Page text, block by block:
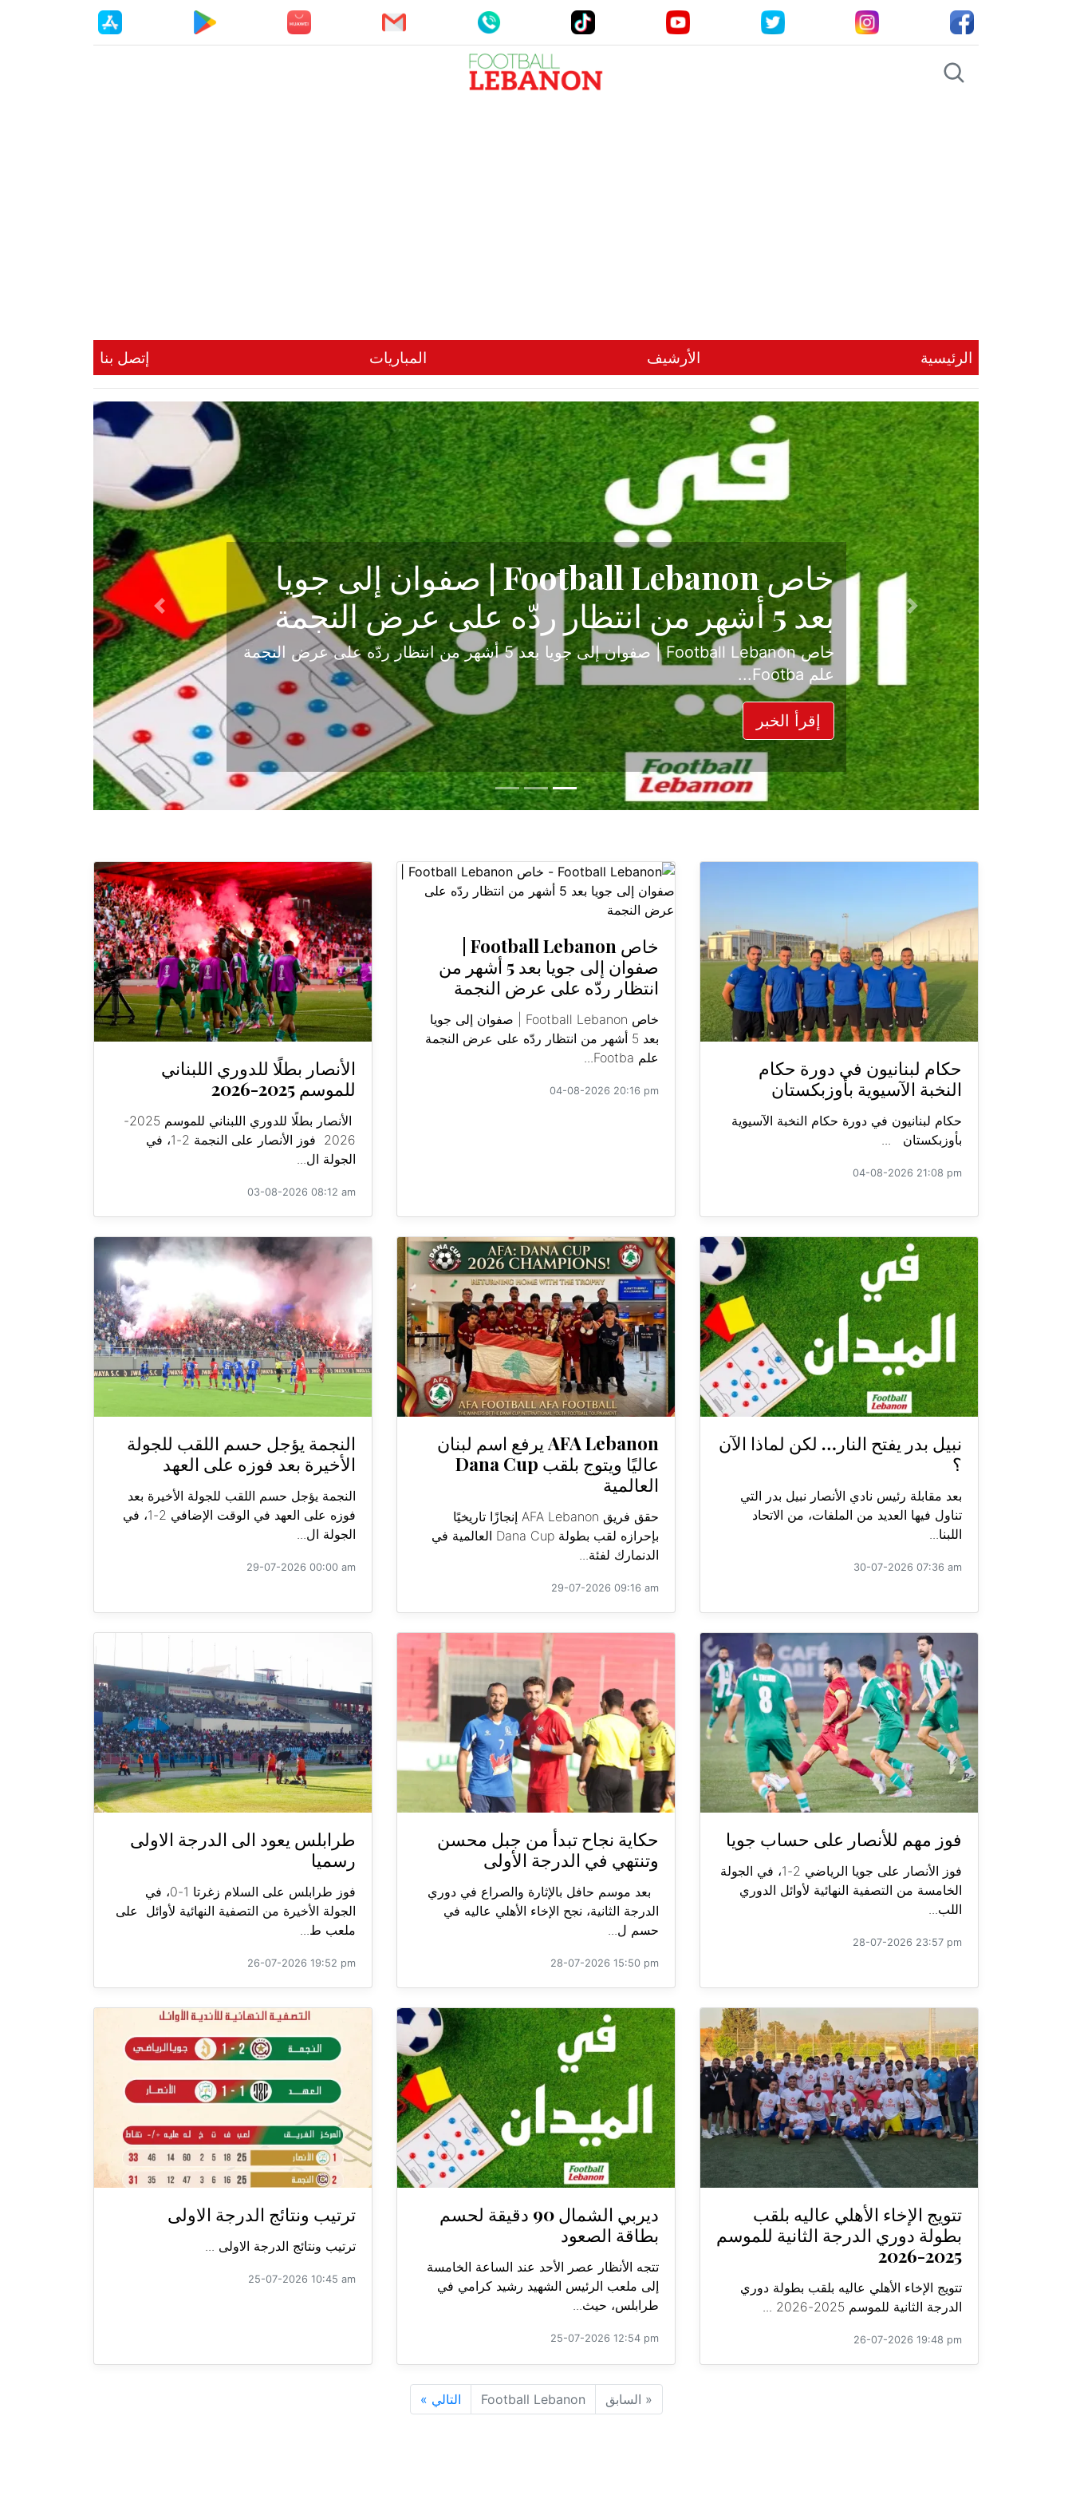
الرئيسية الأرشيف المباريات إتصل بنا
حكاية نجاح تبدأ من جبل محسن وتنتهي في
الدرجة الأولى
بعد موسم حافل بالإثارة والصراع في دوري الدرجة الثانية، نجح الإخاء الأهلي عاليه في
حسم ل...
إقرأ الخبر
Previous
Next
حكام لبنانيون في دورة حكام
النخبة الآسيوية بأوزبكستان
حكام لبنانيون في دورة حكام النخبة الآسيوية
بأوزبكستان ...
04-08-2026 21:08 pm
صفوان إلى جويا بعد 5 أشهر من
انتظار ردّه على عرض النجمة
خاص Football Lebanon | صفوان إلى جويا
بعد 5 أشهر من انتظار ردّه على عرض النجمة
علم Footba...
04-08-2026 20:16 pm
الأنصار بطلًا للدوري اللبناني
للموسم 2025-2026
الأنصار بطلًا للدوري اللبناني للموسم 2025-
2026 فوز الأنصار على النجمة 2-1، في
الجولة ال...
03-08-2026 08:12 am
نبيل بدر يفتح النار… لكن لماذا الآن
؟
بعد مقابلة رئيس نادي الأنصار نبيل بدر التي
تناول فيها العديد من الملفات، من الاتحاد
اللبنا...
30-07-2026 07:36 am
AFA Lebanon يرفع اسم لبنان
عاليًا ويتوج بلقب Dana Cup
العالمية
حقق فريق AFA Lebanon إنجازًا تاريخيًا
بإحرازه لقب بطولة Dana Cup العالمية في
الدنمارك لفئة...
29-07-2026 09:16 am
النجمة يؤجل حسم اللقب للجولة
الأخيرة بعد فوزه على العهد
النجمة يؤجل حسم اللقب للجولة الأخيرة بعد
فوزه على العهد في الوقت الإضافي 2-1، في
الجولة ال...
29-07-2026 00:00 am
فوز مهم للأنصار على حساب جويا
فوز الأنصار على جويا الرياضي 2-1، في الجولة
الخامسة من التصفية النهائية لأوائل الدوري
اللب...
28-07-2026 23:57 pm
حكاية نجاح تبدأ من جبل محسن
وتنتهي في الدرجة الأولى
بعد موسم حافل بالإثارة والصراع في دوري
الدرجة الثانية، نجح الإخاء الأهلي عاليه في
حسم ل...
28-07-2026 15:50 pm
طرابلس يعود الى الدرجة الاولى
رسميا
فوز طرابلس على السلام زغرتا 1-0، في
الجولة الأخيرة من التصفية النهائية لأوائل على
ملعب ط...
26-07-2026 19:52 pm
تتويج الإخاء الأهلي عاليه بلقب
بطولة دوري الدرجة الثانية للموسم
2025-2026
تتويج الإخاء الأهلي عاليه بلقب بطولة دوري
الدرجة الثانية للموسم 2025-2026 ...
26-07-2026 19:48 pm
ديربي الشمال 90 دقيقة لحسم
بطاقة الصعود
تتجه الأنظار عصر الأحد عند الساعة الخامسة
إلى ملعب الرئيس الشهيد رشيد كرامي في
طرابلس، حيث...
25-07-2026 12:54 pm
ترتيب ونتائج الدرجة الاولى
ترتيب ونتائج الدرجة الاولى ...
25-07-2026 10:45 am
« السابق Football Lebanon التالي »